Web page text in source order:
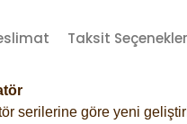
Taksit
serilerine göre yeni